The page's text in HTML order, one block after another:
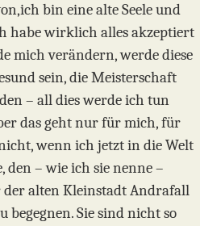
bin eine alte Seele und
habe wirklich alles akzeptiert
mich verändern, werde diese
sein, die Meisterschaft
– all dies werde ich tun
das geht nur für mich, für
wenn ich jetzt in die Welt
den – wie ich sie nenne –
alten Kleinstadt Andrafall
begegnen. Sie sind nicht so